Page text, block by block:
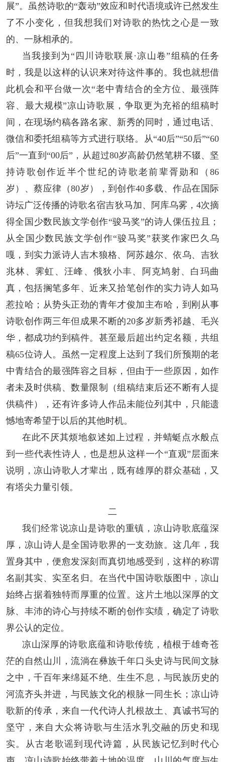
四川文学 星星诗刊 当代文坛 四川作家报
公告公示
公告公示 讣告 征稿启事 新会员发展名单
人事考试
专题专栏
展”。虽然诗歌的“轰动”效应和时代语境或许已然发生
了不小变化，但我想我们对诗歌的热忱之心是一致
的、一脉相承的。
当我接到为“四川诗歌联展·凉山卷”组稿的任务
时，我是以这样的认识来对待这件事的。我也就想借
此机会和平台做一次“老中青结合的全方位、最强阵
容、最大规模”凉山诗歌展，争取更为充裕的组稿时
间，在现场约稿各路名家、新秀的同时，通过电话、
微信和委托组稿等方式进行联络。从“40后”“50后”“60
后”一直到“00后”，从超过80岁高龄仍然笔耕不辍、坚
持诗歌创作近半个世纪的诗歌老前辈胥勋和（86
岁）、蔡应律（80岁），到创作40多载、作品在国际
诗坛广泛传播的诗歌名宿吉狄马加、阿库乌雾，4次摘
得全国少数民族文学创作“骏马奖”的诗人倮伍拉且；
从全国少数民族文学创作“骏马奖”获奖作家巴久乌
嘎，到实力派诗人吉木狼格、阿苏越尔、依乌、吉狄
兆林、霁虹、汪峰、俄狄小丰、阿克鸠射、白玛曲
真，包括搁笔多年、近来又拾笔创作的实力诗人如马
惹拉哈；从势头正劲的青年才俊加主布哈，到刚从事
诗歌创作两三年但成果不断的20多岁新秀祁越、毛兴
华，都成功约到稿件。甚至最后超出约定名额，共组
稿65位诗人。虽然一定程度上达到了我们所预期的老
中青结合的最强阵容之目标，但由于一些原因，如作
者未及时供稿、数量限制（组稿结束后还不断有人提
供稿件），还有许多诗人作品未能位列其中，只能遗
憾地寄希望于以后的其他时机。
在此不厌其烦地叙述如上过程，并蜻蜓点水般点
到一些代表性诗人，也是想从这样一个“直观”层面来
说明，凉山诗歌人才辈出，既有雄厚的群众基础，又
有塔尖力量引领。
二
我们经常说凉山是诗歌的重镇，凉山诗歌底蕴深
厚，凉山诗人是全国诗歌界的一支劲旅。这几年，我
置身其中，便愈发深刻而真切地感受到，这样的称谓
名副其实、实至名归。在当代中国诗歌版图中，凉山
始终占据着独特而厚重的位置。这片土地以深厚的文
脉、丰沛的诗心与持续不断的创作实绩，确定了诗歌
界公认的定位。
凉山深厚的诗歌底蕴和诗歌传统，植根于雄奇苍
茫的自然山川，流淌在彝族千年口头史诗与民间文脉
之中，千百年来绵延不绝、生生不息，与民族历史的
河流齐头并进，与民族文化的根脉一同生长；凉山诗
歌新的传承，来自一代代诗人扎根故土、真诚书写的
坚守，来自大众将诗歌与生活水乳交融的历史和现
实。从古老歌谣到现代诗篇，从民族记忆到时代心